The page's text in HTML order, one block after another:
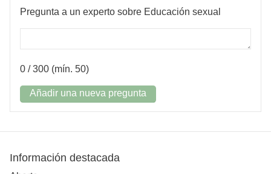
Pregunta a un experto sobre Educación sexual
0 / 300 (mín. 50)
Añadir una nueva pregunta
Información destacada